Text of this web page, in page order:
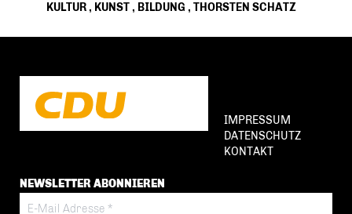
KULTUR, KUNST, BILDUNG , THORSTEN SCHATZ
IMPRESSUM
DATENSCHUTZ
KONTAKT
NEWSLETTER ABONNIEREN